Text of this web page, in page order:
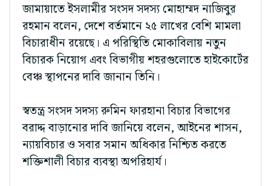
জামায়াতে ইসলামীর সংসদ সদস্য মোহাম্মদ নাজিবুর
রহমান বলেন, দেশে বর্তমানে ২৫ লাখের বেশি মামলা
বিচারাধীন রয়েছে। এ পরিস্থিতি মোকাবিলায় নতুন
বিচারক নিয়োগ এবং বিভাগীয় শহরগুলোতে হাইকোর্টের
বেঞ্চ স্থাপনের দাবি জানান তিনি।
স্বতন্ত্র সংসদ সদস্য রুমিন ফারহানা বিচার বিভাগের
বরাদ্দ বাড়ানোর দাবি জানিয়ে বলেন, আইনের শাসন,
ন্যায়বিচার ও সবার সমান অধিকার নিশ্চিত করতে
শক্তিশালী বিচার ব্যবস্থা অপরিহার্য।